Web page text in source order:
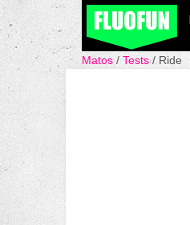
Matos Tests Ride